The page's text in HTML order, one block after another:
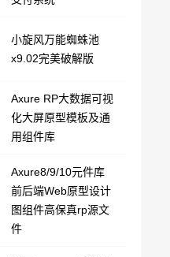
小旋风万能蜘蛛池
x9.02完美破解版
Axure RP大数据可视
化大屏原型模板及通
用组件库
Axure8/9/10元件库
前后端Web原型设计
图组件高保真rp源文
件